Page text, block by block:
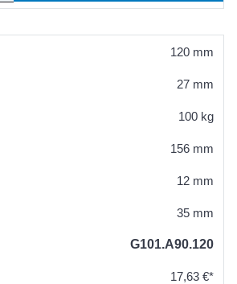
120 mm
27 mm
100 kg
156 mm
12 mm
35 mm
G101.A90.120
17,63 €*